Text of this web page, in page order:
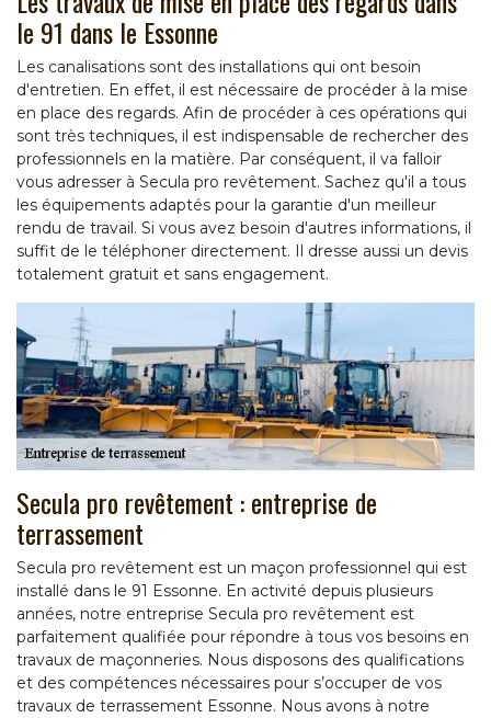
le 91 dans le Essonne
Les canalisations sont des installations qui ont besoin
d'entretien. En effet, il est nécessaire de procéder à la mise
en place des regards. Afin de procéder à ces opérations qui
sont très techniques, il est indispensable de rechercher des
professionnels en la matière. Par conséquent, il va falloir
vous adresser à Secula pro revêtement. Sachez qu'il a tous
les équipements adaptés pour la garantie d'un meilleur
rendu de travail. Si vous avez besoin d'autres informations, il
suffit de le téléphoner directement. Il dresse aussi un devis
totalement gratuit et sans engagement.
Secula pro revêtement : entreprise de
terrassement
Secula pro revêtement est un maçon professionnel qui est
installé dans le 91 Essonne. En activité depuis plusieurs
années, notre entreprise Secula pro revêtement est
parfaitement qualifiée pour répondre à tous vos besoins en
travaux de maçonneries. Nous disposons des qualifications
et des compétences nécessaires pour s’occuper de vos
travaux de terrassement Essonne. Nous avons à notre